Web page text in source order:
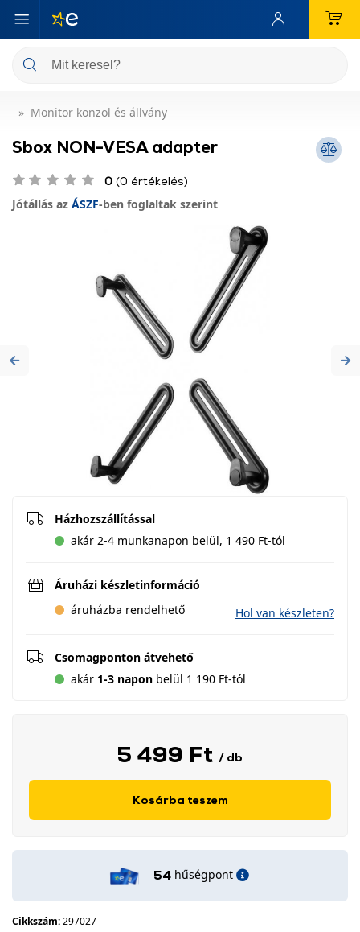
Monitor konzol és állvány
Sbox NON-VESA adapter
0 (0 értékelés)
Jótállás az ÁSZF-ben foglaltak szerint
Previous
Házhozszállítással
akár 2-4 munkanapon belül, 1 490 Ft-tól
Áruházi készletinformáció
áruházba rendelhető
Hol van készleten?
Csomagponton átvehető
akár 1-3 napon belül 1 190 Ft-tól
5 499 Ft / db
Kosárba teszem
54 hűségpont
Cikkszám:297027